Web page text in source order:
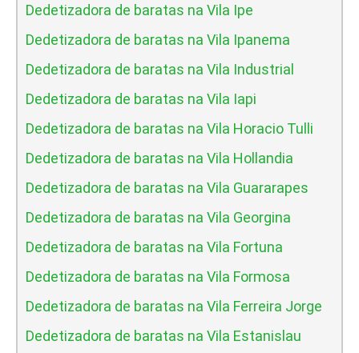
Dedetizadora de baratas na Vila Ipe
Dedetizadora de baratas na Vila Ipanema
Dedetizadora de baratas na Vila Industrial
Dedetizadora de baratas na Vila Iapi
Dedetizadora de baratas na Vila Horacio Tulli
Dedetizadora de baratas na Vila Hollandia
Dedetizadora de baratas na Vila Guararapes
Dedetizadora de baratas na Vila Georgina
Dedetizadora de baratas na Vila Fortuna
Dedetizadora de baratas na Vila Formosa
Dedetizadora de baratas na Vila Ferreira Jorge
Dedetizadora de baratas na Vila Estanislau